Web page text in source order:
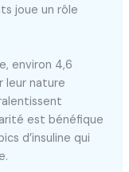
joue un rôle
environ 4,6
leur nature
est bénéfique
d’insuline qui